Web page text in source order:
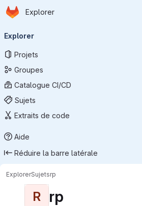
Passer au contenu principal
Page d'accueil
Explorer
principale
Explorer
Projets
Groupes
Catalogue CI/CD
Sujets
Extraits de code
Aide
Réduire la barre latérale
ExplorerSujetsrp
R rp